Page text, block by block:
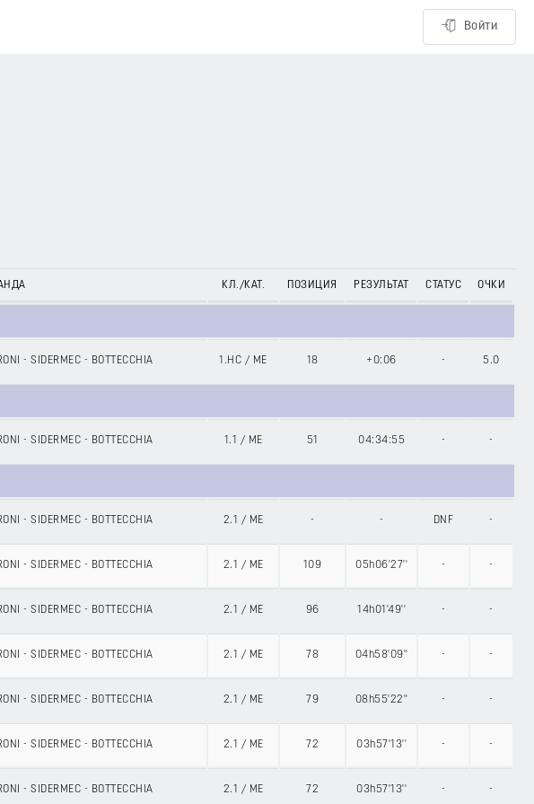
Войти
КЛ./КАТ. ПОЗИЦИЯ РЕЗУЛЬТАТ СТАТУС ОЧКИ
- SIDERMEC - BOTTECCHIA 1.HC / ME 18 +0:06 - 5.0
- SIDERMEC - BOTTECCHIA 1.1 / ME 51 04:34:55 - -
- SIDERMEC - BOTTECCHIA 2.1 / ME - - DNF -
- SIDERMEC - BOTTECCHIA 2.1 / ME 109 05h06'27'' - -
- SIDERMEC - BOTTECCHIA 2.1 / ME 96 14h01'49'' - -
- SIDERMEC - BOTTECCHIA 2.1 / ME 78 04h58'09'' - -
- SIDERMEC - BOTTECCHIA 2.1 / ME 79 08h55'22'' - -
- SIDERMEC - BOTTECCHIA 2.1 / ME 72 03h57'13'' - -
- SIDERMEC - BOTTECCHIA 2.1 / ME 72 03h57'13'' - -